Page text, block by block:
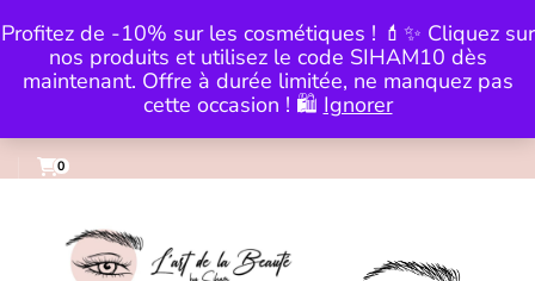
Profitez de -10% sur les cosmétiques ! 💄✨ Cliquez sur
nos produits et utilisez le code SIHAM10 dès
maintenant. Offre à durée limitée, ne manquez pas
cette occasion ! 🛍️ Ignorer
0983559979
0